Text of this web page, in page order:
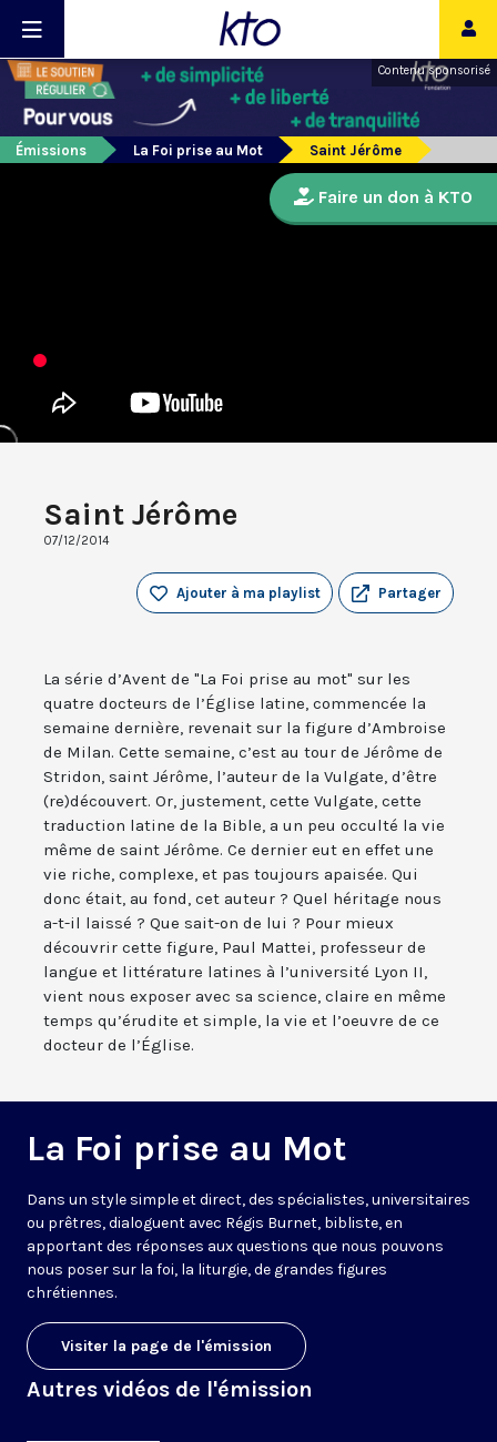
Contenu sponsorisé
Émissions La Foi prise au Mot Saint Jérôme
Saint Jérôme
07/12/2014
Partager
Ajouter à ma playlist
La série d’Avent de "La Foi prise au mot" sur les
quatre docteurs de l’Église latine, commencée la
semaine dernière, revenait sur la figure d’Ambroise
de Milan. Cette semaine, c’est au tour de Jérôme de
Stridon, saint Jérôme, l’auteur de la Vulgate, d’être
(re)découvert. Or, justement, cette Vulgate, cette
traduction latine de la Bible, a un peu occulté la vie
même de saint Jérôme. Ce dernier eut en effet une
vie riche, complexe, et pas toujours apaisée. Qui
donc était, au fond, cet auteur ? Quel héritage nous
a-t-il laissé ? Que sait-on de lui ? Pour mieux
découvrir cette figure, Paul Mattei, professeur de
langue et littérature latines à l’université Lyon II,
vient nous exposer avec sa science, claire en même
temps qu’érudite et simple, la vie et l’oeuvre de ce
docteur de l’Église.
La Foi prise au Mot
Dans un style simple et direct, des spécialistes, universitaires
ou prêtres, dialoguent avec Régis Burnet, bibliste, en
apportant des réponses aux questions que nous pouvons
nous poser sur la foi, la liturgie, de grandes figures
chrétiennes.
Visiter la page de l'émission
Autres vidéos de l'émission
Faire un don à KTO